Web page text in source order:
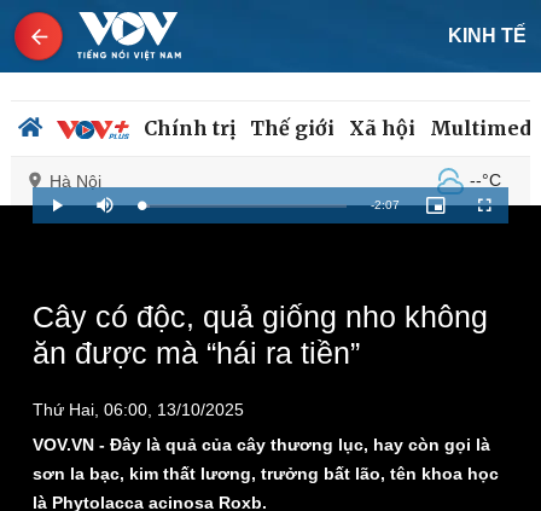
KINH TẾ
Chính trị Thế giới Xã hội
Hà Nội --°C
Đảng
Tổ chức nhân sự
Nhận diện sự thật
Tin 24h
Dự báo thời tiết
Biển đảo
Play Mute Loaded:
3.95%
Remaining
-2:07
Picture-
in-
Fullscreen
Cây có độc, quả giống nho không
ăn được mà “hái ra tiền”
Thứ Hai, 06:00, 13/10/2025
VOV.VN - Đây là quả của cây thương lục, hay còn gọi là
sơn la bạc, kim thất lương, trưởng bất lão, tên khoa học
là Phytolacca acinosa Roxb.